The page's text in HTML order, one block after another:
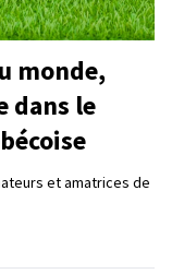
monde,
dans le
et amatrices de